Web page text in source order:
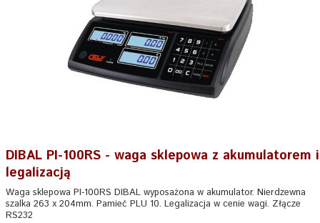
DIBAL PI-100RS - waga sklepowa z akumulatorem i
legalizacją
Waga sklepowa PI-100RS DIBAL wyposażona w akumulator. Nierdzewna
szalka 263 x 204mm. Pamieć PLU 10. Legalizacja w cenie wagi. Złącze
RS232